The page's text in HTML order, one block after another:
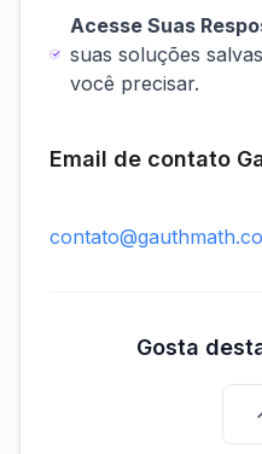
Acesse Suas
suas soluções
você precisar.
Email de contato
Gosta